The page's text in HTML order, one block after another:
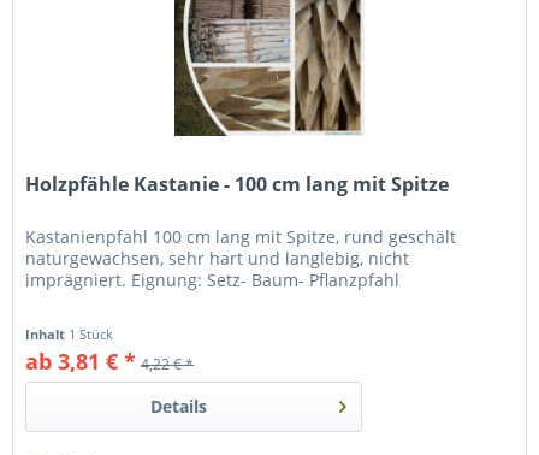
Holzpfähle Kastanie - 100 cm lang mit Spitze
Kastanienpfahl 100 cm lang mit Spitze, rund geschält
naturgewachsen, sehr hart und langlebig, nicht
imprägniert. Eignung: Setz- Baum- Pflanzpfahl
Inhalt 1 Stück
ab 3,81 € * 4,22 € *
Details